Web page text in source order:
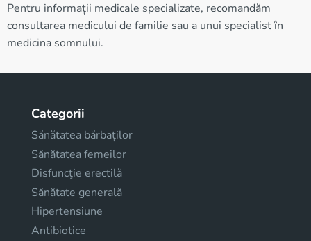
Pentru informații medicale specializate, recomandăm
consultarea medicului de familie sau a unui specialist în
medicina somnului.
Categorii
Sănătatea bărbaților
Sănătatea femeilor
Disfuncţie erectilă
Sănătate generală
Hipertensiune
Antibiotice